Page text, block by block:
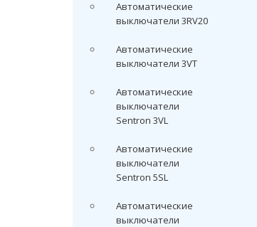
Автоматические
выключатели 3RV20
Автоматические
выключатели 3VT
Автоматические
выключатели
Sentron 3VL
Автоматические
выключатели
Sentron 5SL
Автоматические
выключатели